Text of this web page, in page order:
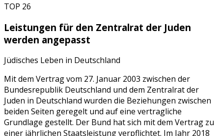
TOP 26
Leistungen für den Zentralrat der Juden
werden angepasst
Jüdisches Leben in Deutschland
Mit dem Vertrag vom 27. Januar 2003 zwischen der
Bundesrepublik Deutschland und dem Zentralrat der
Juden in Deutschland wurden die Beziehungen zwischen
beiden Seiten geregelt und auf eine vertragliche
Grundlage gestellt. Der Bund hat sich mit dem Vertrag zu
einer jährlichen Staatsleistung verpflichtet. Im Jahr 2018